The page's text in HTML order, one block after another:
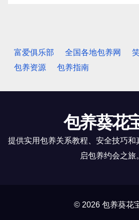
富爱俱乐部 全国各地包养网
包养资源
包养指南
包养葵花
提供实用包养关系教程、安全技巧
启包养约会之旅
© 2026 包养葵花